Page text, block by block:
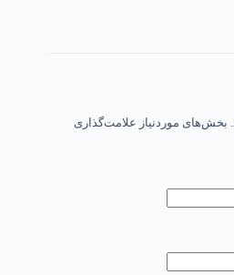
بخش‌های موردنیاز علامت‌گذاری